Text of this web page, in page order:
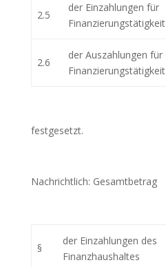
2.5
der Einzahlungen für
Finanzierungstätigkeit
2.6
der Auszahlungen für
Finanzierungstätigkeit
festgesetzt.
Nachrichtlich: Gesamtbetrag
§
der Einzahlungen des
Finanzhaushaltes